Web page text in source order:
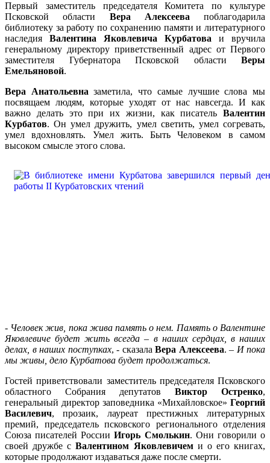
Первый заместитель председателя Комитета по культуре
Псковской области Вера Алексеева поблагодарила
библиотеку за работу по сохранению памяти и литературного
наследия Валентина Яковлевича Курбатова и вручила
генеральному директору приветственный адрес от Первого
заместителя Губернатора Псковской области Веры
Емельяновой.
Вера Анатольевна заметила, что самые лучшие слова мы
посвящаем людям, которые уходят от нас навсегда. И как
важно делать это при их жизни, как писатель Валентин
Курбатов. Он умел дружить, умел светить, умел согревать,
умел вдохновлять. Умел жить. Быть Человеком в самом
высоком смысле этого слова.
- Человек жив, пока жива память о нем. Память о Валентине
Яковлевиче будет жить всегда – в наших сердцах, в наших
делах, в наших поступках, - сказала Вера Алексеева. – И пока
мы живы, дело Курбатова будет продолжаться.
Гостей приветствовали заместитель председателя Псковского
областного Собрания депутатов Виктор Остренко,
генеральный директор заповедника «Михайловское» Георгий
Василевич, прозаик, лауреат престижных литературных
премий, председатель псковского регионального отделения
Союза писателей РоссииИгорь Смолькин. Они говорили о
своей дружбе сВалентином Яковлевичеми о его книгах,
которые продолжают издаваться даже после смерти.